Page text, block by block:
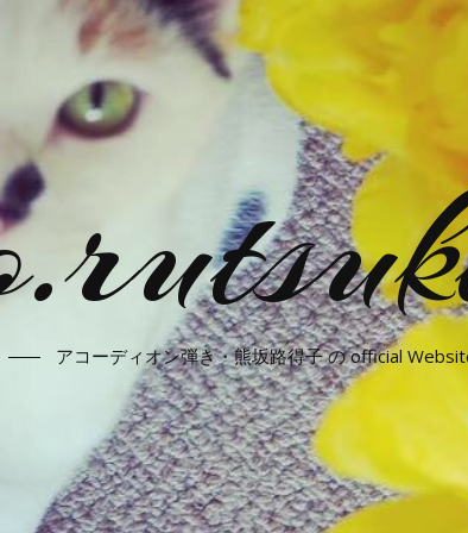
アコーディオン弾き・熊坂路得子 の official